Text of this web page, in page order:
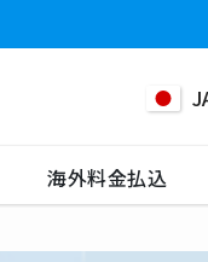
海外料金払込